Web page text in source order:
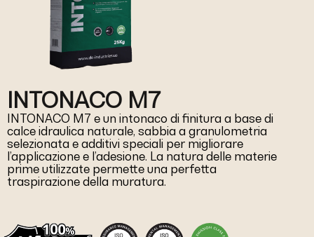
INTONACO M7
INTONACO M7 e un intonaco di finitura a base di
calce idraulica naturale, sabbia a granulometria
selezionata e additivi speciali per migliorare
l’applicazione e l’adesione. La natura delle materie
prime utilizzate permette una perfetta
traspirazione della muratura.